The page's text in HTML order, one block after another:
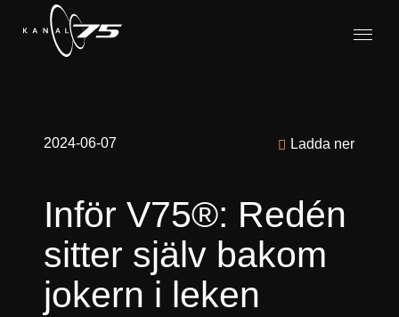
2024-06-07 Ladda ner
Inför V75®: Redén
sitter själv bakom
jokern i leken